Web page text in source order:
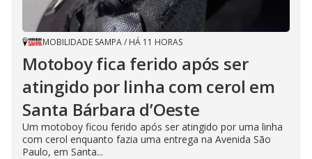
MOBILIDADE SAMPA/ HÁ 11 HORAS
Motoboy fica ferido após ser
atingido por linha com cerol em
Santa Bárbara d’Oeste
Um motoboy ficou ferido após ser atingido por uma linha
com cerol enquanto fazia uma entrega na Avenida São
Paulo, em Santa...